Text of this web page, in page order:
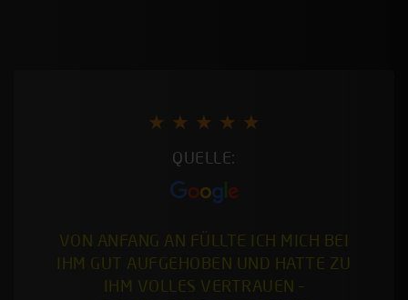
★ ★ ★ ★ ★
QUELLE:
VON ANFANG AN FÜLLTE ICH MICH BEI
IHM GUT AUFGEHOBEN UND HATTE ZU
IHM VOLLES VERTRAUEN –